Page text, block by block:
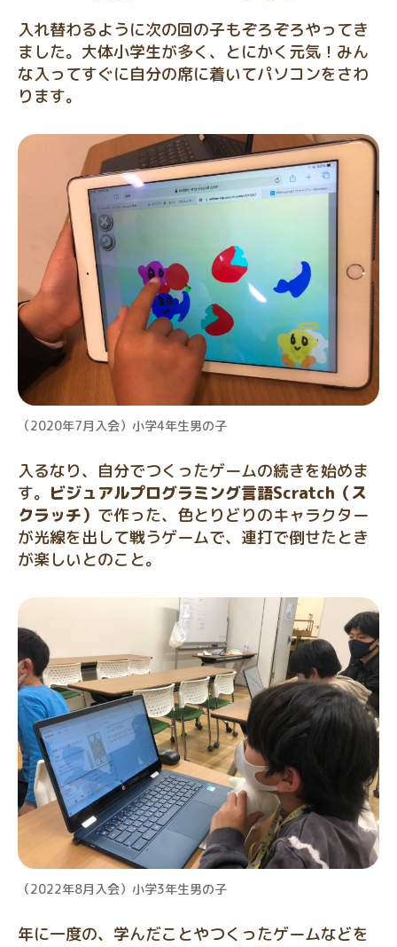
入れ替わるように次の回の子もぞろぞろやってき
ました。大体小学生が多く、とにかく元気！みん
な入ってすぐに自分の席に着いてパソコンをさわ
ります。
（2020年7月入会）小学4年生男の子
入るなり、自分でつくったゲームの続きを始めま
す。 ビジュアルプログラミング言語Scratch（ス
クラッチ） で作った、色とりどりのキャラクター
が光線を出して戦うゲームで、連打で倒せたとき
が楽しいとのこと。
（2022年8月入会）小学3年生男の子
年に一度の、学んだことやつくったゲームなどを